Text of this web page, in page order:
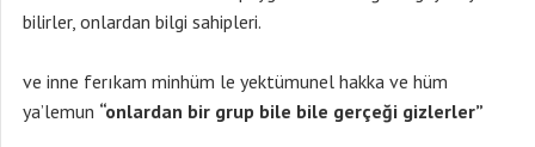
bilirler, onlardan bilgi sahipleri.
ve inne ferıkam minhüm le yektümunel hakka ve hüm
ya’lemun “onlardan bir grup bile bile gerçeği gizlerler”